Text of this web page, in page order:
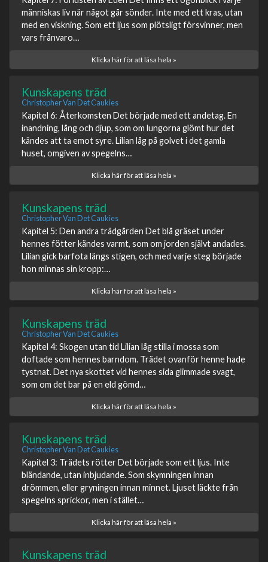
människas liv när något går sönder. Inte med ett kras, utan
med en viskning. Som ett ljus som plötsligt försvinner, men
vars frånvaro…
Klicka här för att läsa hela »
Kunskapens träd
Christopher Van Det Caukies
Kapitel 6: Återkomsten Det började med ett andetag. En
inandning, lång och djup, som om lungorna glömt hur det
kändes att ta emot syre. Lilian låg på golvet i det gamla
huset, omgiven av spegelns…
Klicka här för att läsa hela »
Kunskapens träd
Christopher Van Det Caukies
Kapitel 5: Den andra trädgården Det blå gräset under
hennes fötter kändes varmt, som om jorden självt andades.
Lilian gick barfota längs stigen, och med varje steg började
hon minnas sin kropp:…
Klicka här för att läsa hela »
Kunskapens träd
Christopher Van Det Caukies
Kapitel 4: Skogen utan tid Lilian låg stilla i mossa som
doftade som hennes barndom. Trädet ovanför henne hade
tystnat. Det nya skottet vid hennes sida glimmade svagt,
som om det bar på en eld gömd…
Klicka här för att läsa hela »
Kunskapens träd
Christopher Van Det Caukies
Kapitel 3: Trädets rötter Det började som ett ljus. Inte
bländande, utan inbjudande. Som skymningen innan
drömmen, eller gryningen innan minnet. Ljuset läckte från
spegelns sprickor, men i stället…
Klicka här för att läsa hela »
Kunskapens träd